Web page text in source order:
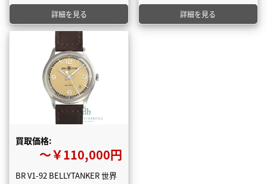
詳細を見る 詳細を見る
買取価格:
〜￥110,000円
BR V1-92 BELLYTANKER 世界